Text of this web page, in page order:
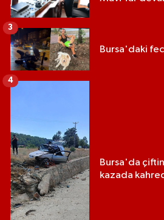
Bursa'daki
3
Bursa'da
kazada
4